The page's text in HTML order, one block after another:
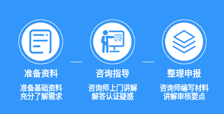
准备资料
准备基础资料
充分了解需求
咨询指导
咨询师上门讲解
解答认证疑惑
整理申报
咨询师编写材料
讲解审核要点